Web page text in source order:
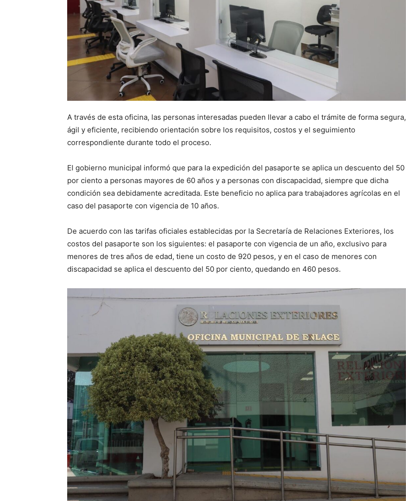
A través de esta oficina, las personas interesadas pueden llevar a cabo el trámite de forma segura,
ágil y eficiente, recibiendo orientación sobre los requisitos, costos y el seguimiento
correspondiente durante todo el proceso.
El gobierno municipal informó que para la expedición del pasaporte se aplica un descuento del 50
por ciento a personas mayores de 60 años y a personas con discapacidad, siempre que dicha
condición sea debidamente acreditada. Este beneficio no aplica para trabajadores agrícolas en el
caso del pasaporte con vigencia de 10 años.
De acuerdo con las tarifas oficiales establecidas por la Secretaría de Relaciones Exteriores, los
costos del pasaporte son los siguientes: el pasaporte con vigencia de un año, exclusivo para
menores de tres años de edad, tiene un costo de 920 pesos, y en el caso de menores con
discapacidad se aplica el descuento del 50 por ciento, quedando en 460 pesos.